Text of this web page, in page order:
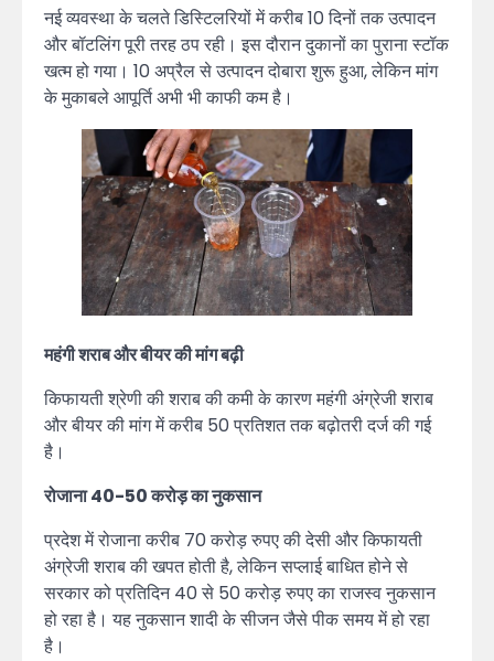
नई व्यवस्था के चलते डिस्टिलरियों में करीब 10 दिनों तक उत्पादन
और बॉटलिंग पूरी तरह ठप रही। इस दौरान दुकानों का पुराना स्टॉक
खत्म हो गया। 10 अप्रैल से उत्पादन दोबारा शुरू हुआ, लेकिन मांग
के मुकाबले आपूर्ति अभी भी काफी कम है।
महंगी शराब और बीयर की मांग बढ़ी
किफायती श्रेणी की शराब की कमी के कारण महंगी अंग्रेजी शराब
और बीयर की मांग में करीब 50 प्रतिशत तक बढ़ोतरी दर्ज की गई
है।
रोजाना 40-50 करोड़ का नुकसान
प्रदेश में रोजाना करीब 70 करोड़ रुपए की देसी और किफायती
अंग्रेजी शराब की खपत होती है, लेकिन सप्लाई बाधित होने से
सरकार को प्रतिदिन 40 से 50 करोड़ रुपए का राजस्व नुकसान
हो रहा है। यह नुकसान शादी के सीजन जैसे पीक समय में हो रहा
है।